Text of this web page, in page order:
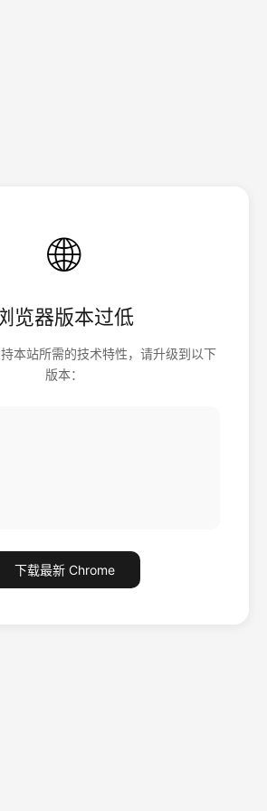
🌐
览器版本过低
本站所需的技术特性，请升级到以下
版本：
下载最新 Chrome